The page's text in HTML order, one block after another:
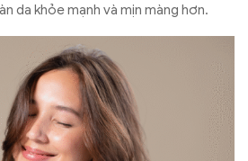
da khỏe mạnh và mịn màng hơn.